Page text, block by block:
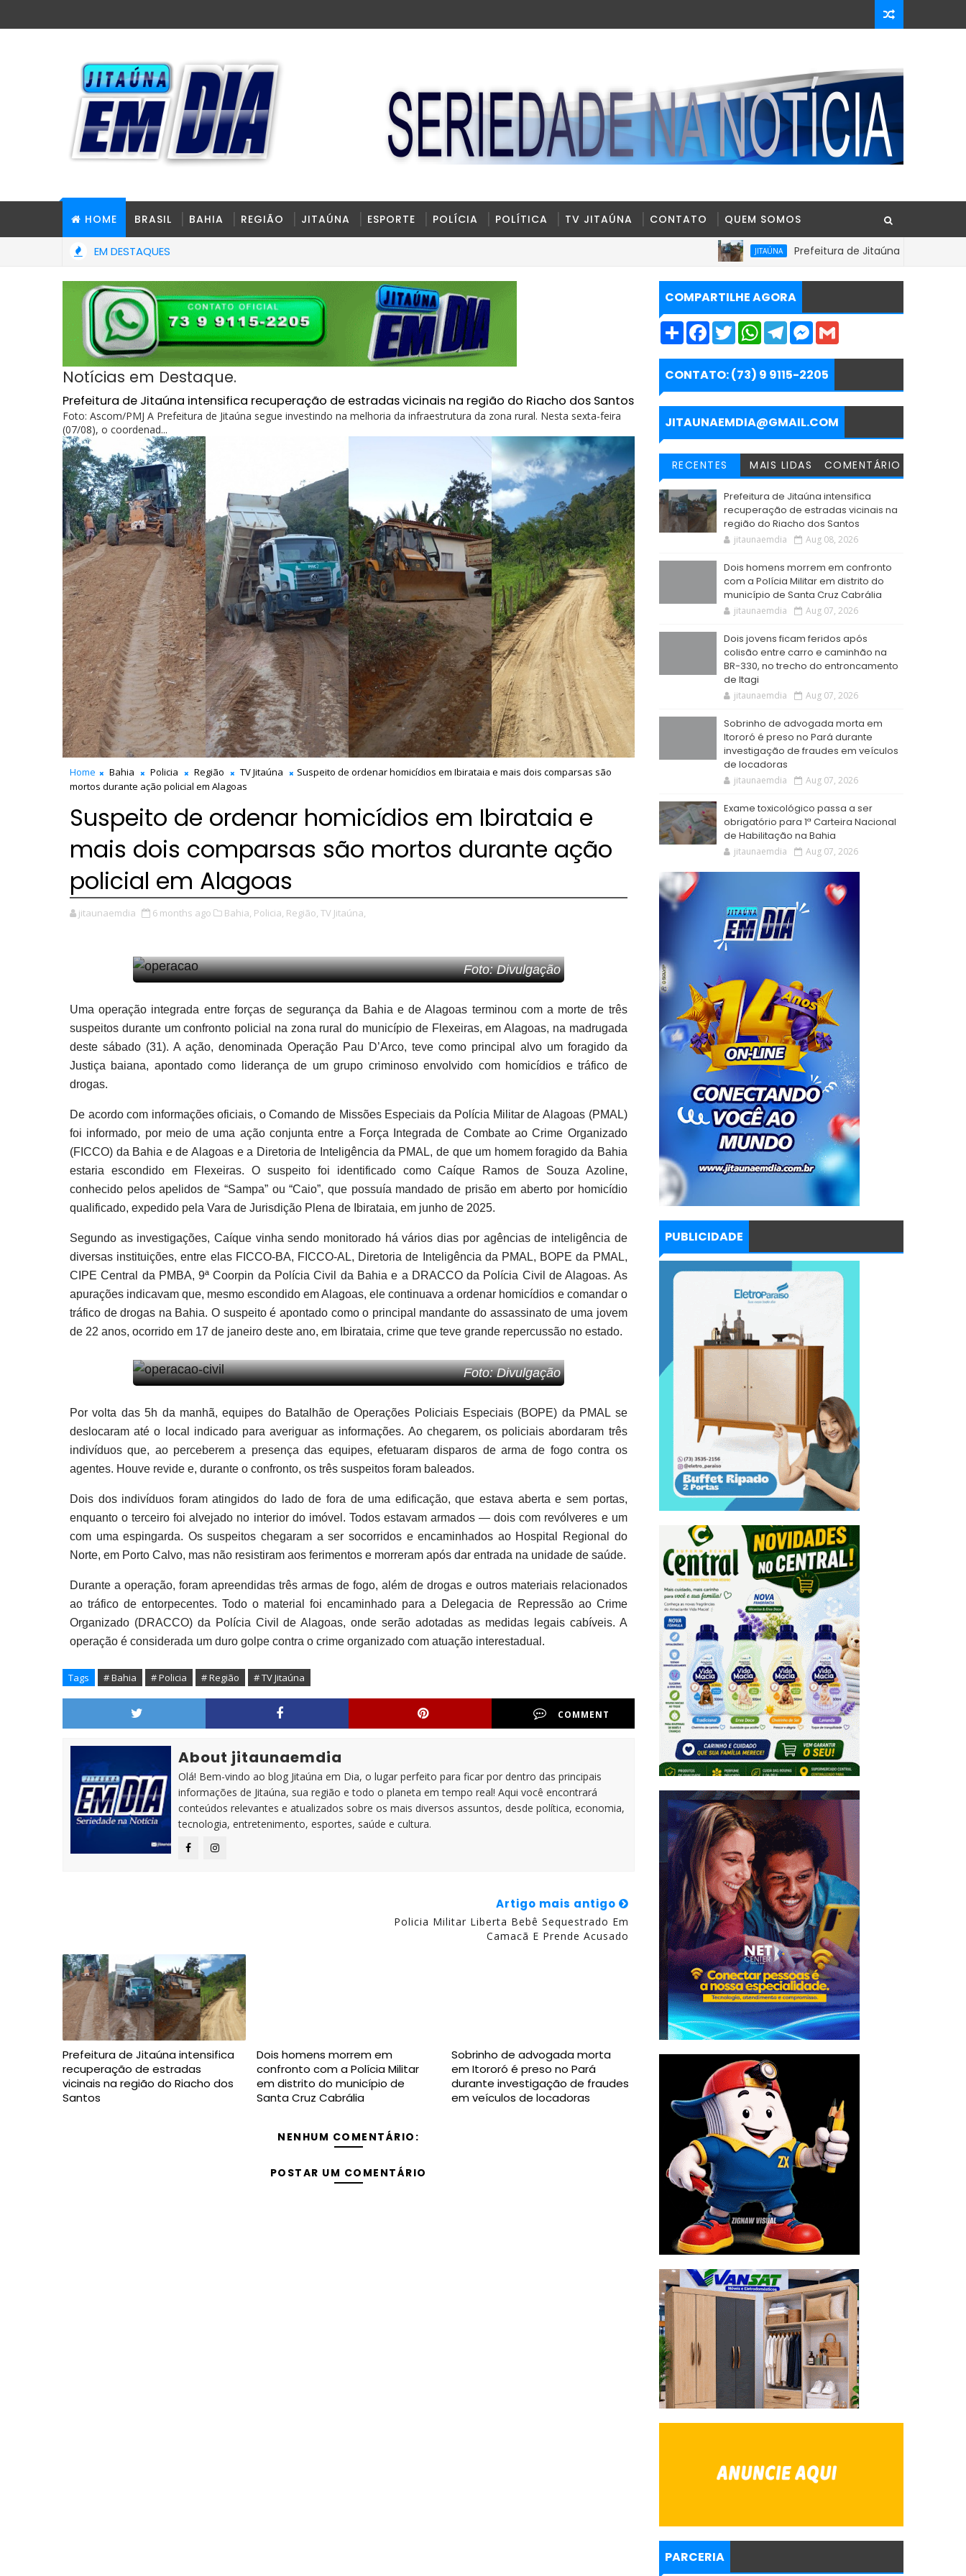
HOME BRASIL BAHIA REGIÃO JITAÚNA ESPORTE POLÍCIA POLÍTICA TV JITAÚNA CONTATO QUEM SOMOS
EM DESTAQUES JITAÚNA Prefeitura de Jitaúna intensifica
Notícias em Destaque.
Prefeitura de Jitaúna intensifica recuperação de estradas vicinais na região do Riacho dos Santos
Foto: Ascom/PMJ A Prefeitura de Jitaúna segue investindo na melhoria da infraestrutura da zona rural. Nesta sexta-feira
(07/08), o coordenad...
Home Bahia Policia Região TV Jitaúna
Suspeito de ordenar homicídios em Ibirataia e mais dois comparsas são
mortos durante ação policial em Alagoas
Suspeito de ordenar homicídios em Ibirataia e
mais dois comparsas são mortos durante ação
policial em Alagoas
jitaunaemdia 6 months ago Bahia, Policia, Região, TV Jitaúna,
Foto: Divulgação
Uma operação integrada entre forças de segurança da Bahia e de Alagoas terminou com a morte de três
suspeitos durante um confronto policial na zona rural do município de Flexeiras, em Alagoas, na madrugada
deste sábado (31). A ação, denominada Operação Pau D’Arco, teve como principal alvo um foragido da
Justiça baiana, apontado como liderança de um grupo criminoso envolvido com homicídios e tráfico de
drogas.
De acordo com informações oficiais, o Comando de Missões Especiais da Polícia Militar de Alagoas (PMAL)
foi informado, por meio de uma ação conjunta entre a Força Integrada de Combate ao Crime Organizado
(FICCO) da Bahia e de Alagoas e a Diretoria de Inteligência da PMAL, de que um homem foragido da Bahia
estaria escondido em Flexeiras. O suspeito foi identificado como Caíque Ramos de Souza Azoline,
conhecido pelos apelidos de “Sampa” ou “Caio”, que possuía mandado de prisão em aberto por homicídio
qualificado, expedido pela Vara de Jurisdição Plena de Ibirataia, em junho de 2025.
Segundo as investigações, Caíque vinha sendo monitorado há vários dias por agências de inteligência de
diversas instituições, entre elas FICCO-BA, FICCO-AL, Diretoria de Inteligência da PMAL, BOPE da PMAL,
CIPE Central da PMBA, 9ª Coorpin da Polícia Civil da Bahia e a DRACCO da Polícia Civil de Alagoas. As
apurações indicavam que, mesmo escondido em Alagoas, ele continuava a ordenar homicídios e comandar o
tráfico de drogas na Bahia. O suspeito é apontado como o principal mandante do assassinato de uma jovem
de 22 anos, ocorrido em 17 de janeiro deste ano, em Ibirataia, crime que teve grande repercussão no estado.
Foto: Divulgação
Por volta das 5h da manhã, equipes do Batalhão de Operações Policiais Especiais (BOPE) da PMAL se
deslocaram até o local indicado para averiguar as informações. Ao chegarem, os policiais abordaram três
indivíduos que, ao perceberem a presença das equipes, efetuaram disparos de arma de fogo contra os
agentes. Houve revide e, durante o confronto, os três suspeitos foram baleados.
Dois dos indivíduos foram atingidos do lado de fora de uma edificação, que estava aberta e sem portas,
enquanto o terceiro foi alvejado no interior do imóvel. Todos estavam armados — dois com revólveres e um
com uma espingarda. Os suspeitos chegaram a ser socorridos e encaminhados ao Hospital Regional do
Norte, em Porto Calvo, mas não resistiram aos ferimentos e morreram após dar entrada na unidade de saúde.
Durante a operação, foram apreendidas três armas de fogo, além de drogas e outros materiais relacionados
ao tráfico de entorpecentes. Todo o material foi encaminhado para a Delegacia de Repressão ao Crime
Organizado (DRACCO) da Polícia Civil de Alagoas, onde serão adotadas as medidas legais cabíveis. A
operação é considerada um duro golpe contra o crime organizado com atuação interestadual.
Tags # Bahia # Policia # Região # TV Jitaúna
COMMENT
About jitaunaemdia
Olá! Bem-vindo ao blog Jitaúna em Dia, o lugar perfeito para ficar por dentro das principais
informações de Jitaúna, sua região e todo o planeta em tempo real! Aqui você encontrará
conteúdos relevantes e atualizados sobre os mais diversos assuntos, desde política, economia,
tecnologia, entretenimento, esportes, saúde e cultura.
Artigo mais antigo
Policia Militar Liberta Bebê Sequestrado Em
Camacã E Prende Acusado
Prefeitura de Jitaúna intensifica
recuperação de estradas
vicinais na região do Riacho dos
Santos
Dois homens morrem em
confronto com a Polícia Militar
em distrito do município de
Santa Cruz Cabrália
Sobrinho de advogada morta
em Itororó é preso no Pará
durante investigação de fraudes
em veículos de locadoras
NENHUM COMENTÁRIO:
POSTAR UM COMENTÁRIO
COMPARTILHE AGORA
S
r
e
F
e
b
o
k
T
w
t
t
e
r
W
t
s
p
p
T
e
g
a
m
M
s
e
g
e
r
i
CONTATO: (73) 9 9115-2205
JITAUNAEMDIA@GMAIL.COM
RECENTES MAIS LIDAS COMENTÁRIO
Prefeitura de Jitaúna intensifica
recuperação de estradas vicinais na
região do Riacho dos Santos
jitaunaemdia Aug 08, 2026
Dois homens morrem em confronto
com a Polícia Militar em distrito do
município de Santa Cruz Cabrália
jitaunaemdia Aug 07, 2026
Dois jovens ficam feridos após
colisão entre carro e caminhão na
BR-330, no trecho do entroncamento
de Itagi
jitaunaemdia Aug 07, 2026
Sobrinho de advogada morta em
Itororó é preso no Pará durante
investigação de fraudes em veículos
de locadoras
jitaunaemdia Aug 07, 2026
Exame toxicológico passa a ser
obrigatório para 1ª Carteira Nacional
de Habilitação na Bahia
jitaunaemdia Aug 07, 2026
PUBLICIDADE
PARCERIA